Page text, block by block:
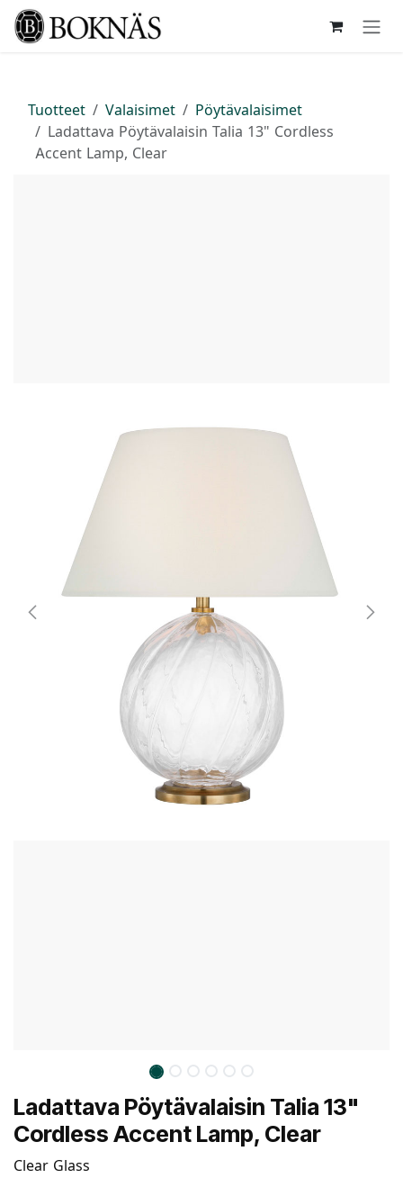
Siirry sisältöön
Tuotteet Valaisimet
Pöytävalaisimet
Ladattava Pöytävalaisin Talia 13" Cordless
Accent Lamp, Clear
Ladattava Pöytävalaisin Talia 13"
Cordless Accent Lamp, Clear
Clear Glass